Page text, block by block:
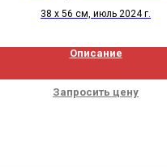
38 х 56 см, июль 2024 г.
Описание
Запросить цену